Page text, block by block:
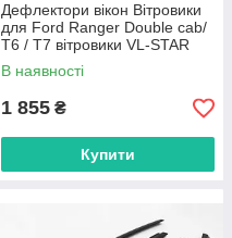
Дефлектори вікон Вітровики
для Ford Ranger Double cab/
T6 / T7 вітровики VL-STAR
Тайвань
В наявності
1 855 ₴
Купити